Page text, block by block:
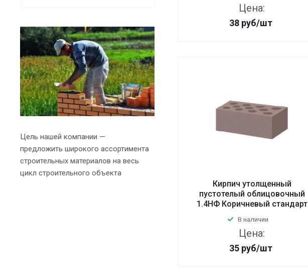
Цена:
38 руб/шт
Кирпич утолщенный
пустотелый облицовочный
1.4НФ Коричневый стандарт
В наличии
Цена:
35 руб/шт
Цель нашей компании —
предложить широкого ассортимента
строительных материалов на весь
цикл строительного объекта